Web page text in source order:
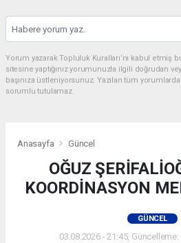
Yorum yazarak Topluluk Kuralları’nı kabul etmiş
sitesine yaptığınız yorumunuzla ilgili doğrudan
başınıza üstleniyorsunuz. Yazılan tüm
sorumlu tutulamaz.
Anasayfa Güncel
OĞUZ
KOORDİNASYON
GÜNCEL
03.08.2026 - 21:45,